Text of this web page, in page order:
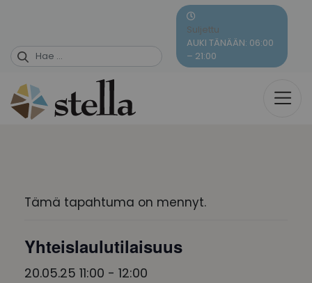
content
Suljettu
AUKI TÄNÄÄN: 06:00
– 21:00
Tämä tapahtuma on mennyt.
Yhteislaulutilaisuus
20.05.25 11:00 - 12:00